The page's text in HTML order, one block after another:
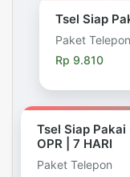
Tsel Siap
Paket Telepon
Rp 9.810
Tsel Siap Pakai
OPR | 7 HARI
Paket Telepon